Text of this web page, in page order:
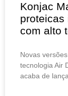
Konjac
proteicas
com alto
Novas
tecnologia Air
acaba de